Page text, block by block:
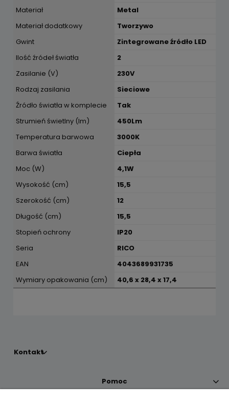
Materiał
Metal
Materiał dodatkowy
Tworzywo
Gwint
Zintegrowane źródło LED
Ilość źródeł światła
2
Zasilanie (V)
230V
Rodzaj zasilania
Sieciowe
Źródło światła w komplecie
Tak
Strumień świetlny (lm)
450Lm
Temperatura barwowa
3000K
Barwa światła
Ciepła
Moc (W)
4,1W
Wysokość (cm)
15,5
Szerokość (cm)
12
Długość (cm)
15,5
Stopień ochrony
IP20
Seria
RICO
EAN
4043689931735
Wymiary opakowania (cm)
40,6 x 28,4 x 17,4
Kontakt
Pomoc